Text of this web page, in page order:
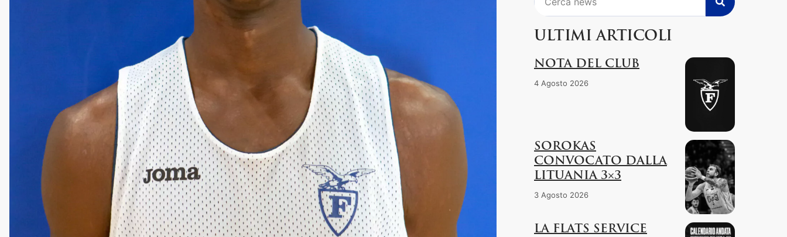
ULTIMI ARTICOLI
NOTA DEL CLUB
4 Agosto 2026
SOROKAS
CONVOCATO DALLA
LITUANIA 3×3
3 Agosto 2026
LA FLATS SERVICE